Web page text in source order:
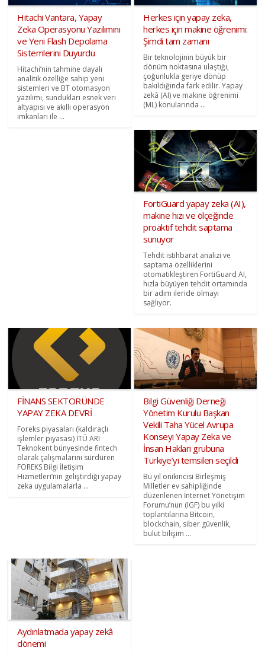
Hitachi Vantara, Yapay
Zeka Operasyonu Yazılımını
ve Yeni Flash Depolama
Sistemlerini Duyurdu
Hitachi’nin tahmine dayalı
analitik özelliğe sahip yeni
sistemleri ve BT otomasyon
yazılımı, sundukları esnek veri
altyapısı ve akıllı operasyon
imkanları ile ...
Herkes için yapay zeka,
herkes için makine öğrenimi:
Şimdi tam zamanı
Bir teknolojinin büyük bir
dönüm noktasına ulaştığı,
çoğunlukla geriye dönüp
bakıldığında fark edilir. Yapay
zekâ (AI) ve makine öğrenimi
(ML) konularında ...
FortiGuard yapay zeka (AI),
makine hızı ve ölçeğinde
proaktif tehdit saptama
sunuyor
Tehdit istihbarat analizi ve
saptama özelliklerini
otomatikleştiren FortiGuard AI,
hızla büyüyen tehdit ortamında
bir adım ileride olmayı
sağlıyor.
FİNANS SEKTÖRÜNDE
YAPAY ZEKA DEVRİ
Foreks piyasaları (kaldıraçlı
işlemler piyasası) İTÜ ARI
Teknokent bünyesinde fintech
olarak çalışmalarını sürdüren
FOREKS Bilgi İletişim
Hizmetleri’nin geliştirdiği yapay
zeka uygulamalarla ...
Bilgi Güvenliği Derneği
Yönetim Kurulu Başkan
Vekili Taha Yücel Avrupa
Konseyi Yapay Zeka ve
İnsan Hakları grubuna
Türkiye’yi temsilen seçildi
Bu yıl onikincisi Birleşmiş
Milletler ev sahipliğinde
düzenlenen İnternet Yönetişim
Forumu’nun (IGF) bu yılki
toplantılarına Bitcoin,
blockchain, siber güvenlik,
bulut bilişim ...
Aydınlatmada yapay zekâ
dönemi